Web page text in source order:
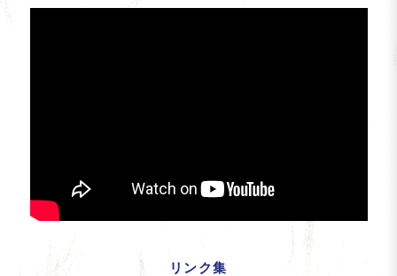
リンク集